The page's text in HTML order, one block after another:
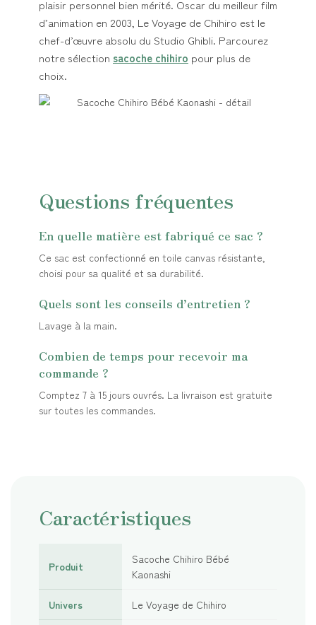
plaisir personnel bien mérité. Oscar du meilleur film
d’animation en 2003, Le Voyage de Chihiro est le
chef-d’œuvre absolu du Studio Ghibli. Parcourez
notre sélection sacoche chihiro pour plus de
choix.
Questions fréquentes
En quelle matière est fabriqué ce sac ?
Ce sac est confectionné en toile canvas résistante,
choisi pour sa qualité et sa durabilité.
Quels sont les conseils d’entretien ?
Lavage à la main.
Combien de temps pour recevoir ma
commande ?
Comptez 7 à 15 jours ouvrés. La livraison est gratuite
sur toutes les commandes.
Caractéristiques
Produit
Sacoche Chihiro Bébé
Kaonashi
Univers Le Voyage de Chihiro